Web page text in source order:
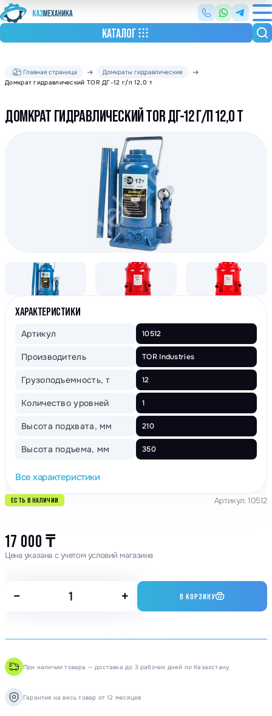
КАТАЛОГ
Главная страница
Домкраты гидравлические
Домкрат гидравлический TOR ДГ-12 г/п 12,0 т
ДОМКРАТ ГИДРАВЛИЧЕСКИЙ TOR ДГ-12 Г/П 12,0 Т
ХАРАКТЕРИСТИКИ
Артикул 10512
Производитель TOR Industries
Грузоподъемность, т 12
Количество уровней 1
Высота подхвата, мм 210
Высота подъема, мм 350
Все характеристики
ЕСТЬ В НАЛИЧИИ Артикул: 10512
17 000 ₸
Цена указана с учетом условий магазина
− + В КОРЗИНУ
При наличии товара — доставка до 3 рабочих дней по Казахстану
Гарантия на весь товар от 12 месяцев